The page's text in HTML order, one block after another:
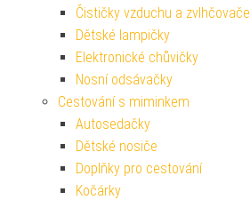
Čističky vzduchu a zvlhčovače
Dětské lampičky
Elektronické chůvičky
Nosní odsávačky
Cestování s miminkem
Autosedačky
Dětské nosiče
Doplňky pro cestování
Kočárky